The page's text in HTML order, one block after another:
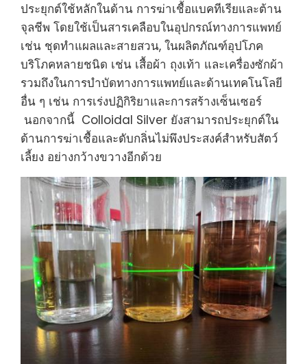
ประยุกต์ใช้หลักในด้าน การฆ่าเชื้อแบคทีเรียและต้าน
จุลชีพ โดยใช้เป็นสารเคลือบในอุปกรณ์ทางการแพทย์
เช่น ชุดทำแผลและสายสวน, ในผลิตภัณฑ์อุปโภค
บริโภคหลายชนิด เช่น เสื้อผ้า ถุงเท้า และเครื่องซักผ้า
รวมถึงในการบำบัดทางการแพทย์และด้านเทคโนโลยี
อื่น ๆ เช่น การเร่งปฏิกิริยาและการสร้างเซ็นเซอร์
นอกจากนี้ Colloidal Silver ยังสามารถประยุกต์ใน
ด้านการฆ่าเชื้อและดับกลิ่นไม่พึงประสงค์สำหรับสัตว์
เลี้ยง อย่างกว้างขวางอีกด้วย